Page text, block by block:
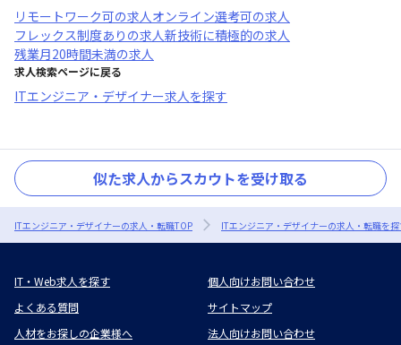
リモートワーク可の求人オンライン選考可の求人
フレックス制度あり の求人新技術に積極的の求人
残業月20時間未満の求人
求人検索ページに戻る
ITエンジニア・デザイナー求人を探す
似た求人からスカウトを受け取る
ITエンジニア・デザイナーの求人・転職TOP ITエンジニア・デザイナーの求人・転職を
IT・Web求人を探す
個人向けお問い合わせ
よくある質問
サイトマップ
人材をお探しの企業様へ
法人向けお問い合わせ